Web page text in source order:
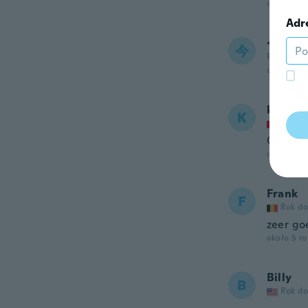
około 5
今 今石
Rok
około 5
K kimera
Rok
Ok top
około 5
F Frank
Rok
zeer
około 5
B Billy
Rok